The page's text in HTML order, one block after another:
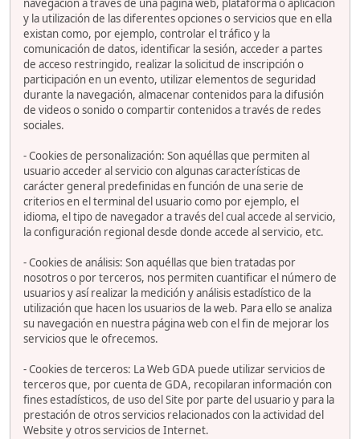
navegación a través de una página web, plataforma o aplicación
y la utilización de las diferentes opciones o servicios que en ella
existan como, por ejemplo, controlar el tráfico y la
comunicación de datos, identificar la sesión, acceder a partes
de acceso restringido, realizar la solicitud de inscripción o
participación en un evento, utilizar elementos de seguridad
durante la navegación, almacenar contenidos para la difusión
de videos o sonido o compartir contenidos a través de redes
sociales.
- Cookies de personalización: Son aquéllas que permiten al
usuario acceder al servicio con algunas características de
carácter general predefinidas en función de una serie de
criterios en el terminal del usuario como por ejemplo, el
idioma, el tipo de navegador a través del cual accede al servicio,
la configuración regional desde donde accede al servicio, etc.
- Cookies de análisis: Son aquéllas que bien tratadas por
nosotros o por terceros, nos permiten cuantificar el número de
usuarios y así realizar la medición y análisis estadístico de la
utilización que hacen los usuarios de la web. Para ello se analiza
su navegación en nuestra página web con el fin de mejorar los
servicios que le ofrecemos.
- Cookies de terceros: La Web GDA puede utilizar servicios de
terceros que, por cuenta de GDA, recopilaran información con
fines estadísticos, de uso del Site por parte del usuario y para la
prestación de otros servicios relacionados con la actividad del
Website y otros servicios de Internet.